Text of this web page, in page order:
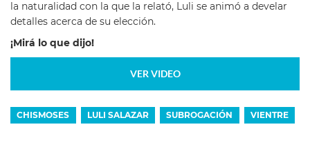
la naturalidad con la que la relató, Luli se animó a develar
detalles acerca de su elección.
¡Mirá lo que dijo!
VER VIDEO
CHISMOSES LULI SALAZAR SUBROGACIÓN VIENTRE